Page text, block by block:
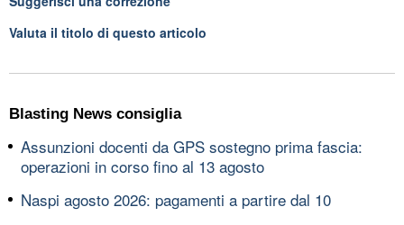
Valuta il titolo di questo articolo
Blasting News consiglia
Assunzioni docenti da GPS sostegno prima fascia:
operazioni in corso fino al 13 agosto
Naspi agosto 2026: pagamenti a partire dal 10